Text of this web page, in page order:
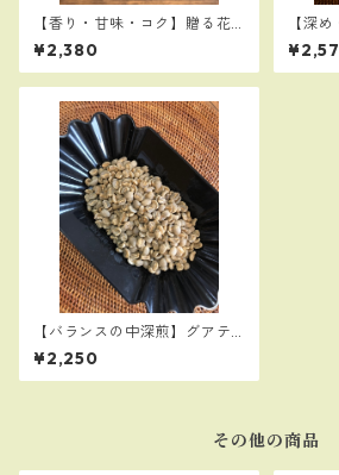
【香り・甘味・コク】贈る花
のブレンド300g：「尊敬」の
名のベレカ使用。お世話にな
った方への贈答用に最適！
¥2,380
【深
トラタ
オピア
【バランスの中深煎】グアテ
マラ カフェインレス ウォータ
ープロセス 300ｇ 【珈琲
らしいカフェインレス】
¥2,250
その他の商品